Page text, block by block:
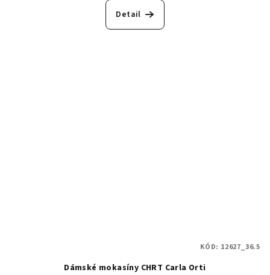
Detail
Dámské mokasíny CHRT Carla Orti
KÓD: 12627_36.5